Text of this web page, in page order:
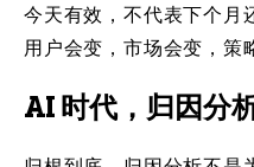
今天有效，不代表下个月
用户会变，市场会变，策
AI 时代，归因分